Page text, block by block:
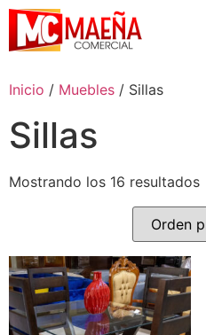
Inicio / Muebles / Sillas
Sillas
Mostrando los 16 resultados